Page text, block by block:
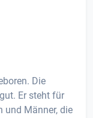
Die
Er steht für
und Männer, die